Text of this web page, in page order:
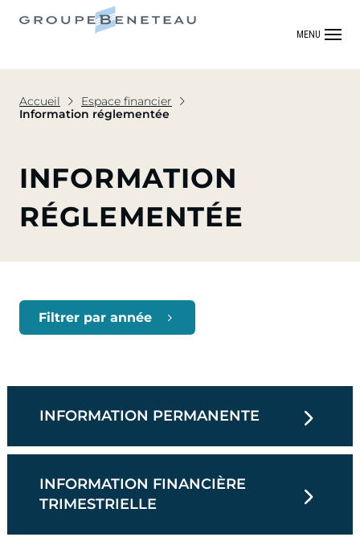
MENU
Accueil
Espace financier
Information réglementée
INFORMATION
RÉGLEMENTÉE
Filtrer par année
INFORMATION PERMANENTE
INFORMATION FINANCIÈRE
TRIMESTRIELLE